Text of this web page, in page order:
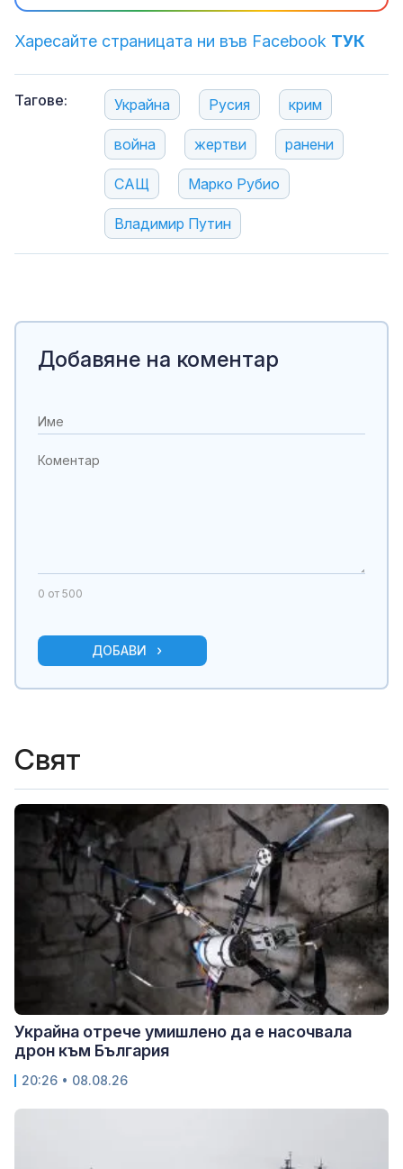
Харесайте страницата ни във Facebook ТУК
Тагове: Украйна Русия крим
война жертви ранени
САЩ Марко Рубио
Владимир Путин
Добавяне на коментар
0 от 500
ДОБАВИ
Свят
Украйна отрече умишлено да е насочвала
дрон към България
20:26 • 08.08.26